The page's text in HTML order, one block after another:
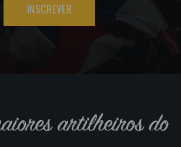
INSCREVER
artilheiros do